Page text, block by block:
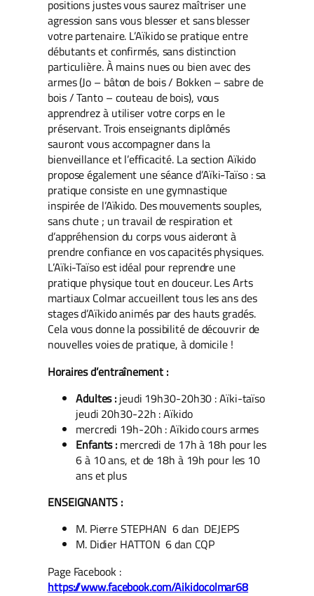
positions justes vous saurez maîtriser une
agression sans vous blesser et sans blesser
votre partenaire. L’Aïkido se pratique entre
débutants et confirmés, sans distinction
particulière. À mains nues ou bien avec des
armes (Jo – bâton de bois / Bokken – sabre de
bois / Tanto – couteau de bois), vous
apprendrez à utiliser votre corps en le
préservant. Trois enseignants diplômés
sauront vous accompagner dans la
bienveillance et l’efficacité. La section Aïkido
propose également une séance d’Aïki-Taïso : sa
pratique consiste en une gymnastique
inspirée de l’Aïkido. Des mouvements souples,
sans chute ; un travail de respiration et
d’appréhension du corps vous aideront à
prendre confiance en vos capacités physiques.
L’Aïki-Taïso est idéal pour reprendre une
pratique physique tout en douceur. Les Arts
martiaux Colmar accueillent tous les ans des
stages d’Aïkido animés par des hauts gradés.
Cela vous donne la possibilité de découvrir de
nouvelles voies de pratique, à domicile !
Horaires d’entraînement :
Adultes : jeudi 19h30-20h30 : Aïki-taïso
jeudi 20h30-22h : Aïkido
mercredi 19h-20h : Aïkido cours armes
Enfants : mercredi de 17h à 18h pour les
6 à 10 ans, et de 18h à 19h pour les 10
ans et plus
ENSEIGNANTS :
M. Pierre STEPHAN 6 dan DEJEPS
M. Didier HATTON 6 dan CQP
Page Facebook :
https://www.facebook.com/Aikidocolmar68